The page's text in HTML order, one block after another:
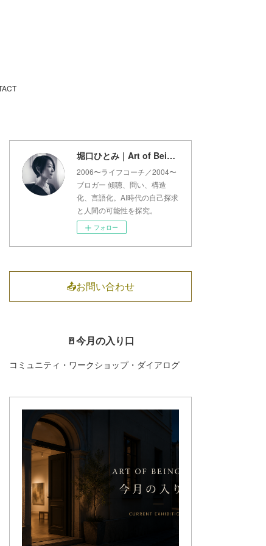
堀口ひとみ｜Art of Being Lab
2006〜ライフコーチ／2004〜
ブロガー 傾聴、問い、構造
化、言語化。AI時代の自己探求
と人間の可能性を探究。
フォロー
📤お問い合わせ
🚪今月の入り口
コミュニティ・ワークショップ・ダイアログ